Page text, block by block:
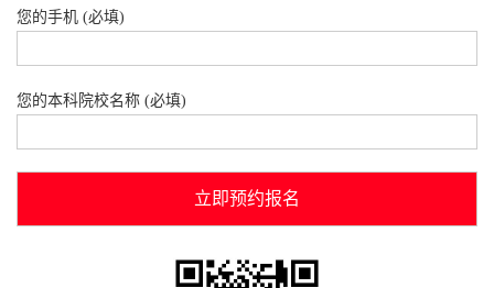
您的手机 (必填)
您的本科院校名称 (必填)